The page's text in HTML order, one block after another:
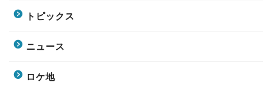
トピックス
ニュース
ロケ地